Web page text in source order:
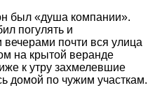
был «душа компании».
погулять и
почти вся улица
на крытой веранде
к утру захмелевшие
домой по чужим участкам.